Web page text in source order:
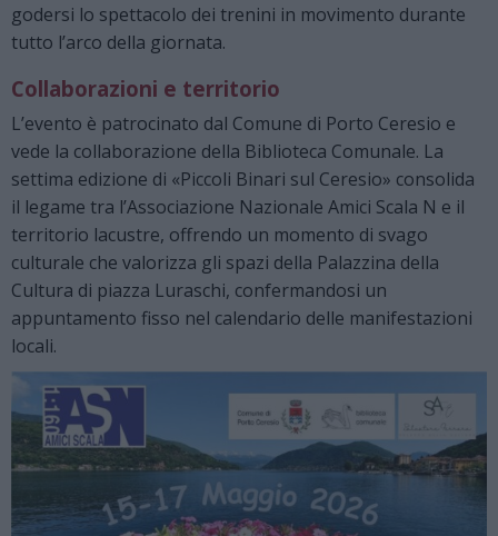
godersi lo spettacolo dei trenini in movimento durante
tutto l’arco della giornata.
Collaborazioni e territorio
L’evento è patrocinato dal Comune di Porto Ceresio e
vede la collaborazione della Biblioteca Comunale. La
settima edizione di «Piccoli Binari sul Ceresio» consolida
il legame tra l’Associazione Nazionale Amici Scala N e il
territorio lacustre, offrendo un momento di svago
culturale che valorizza gli spazi della Palazzina della
Cultura di piazza Luraschi, confermandosi un
appuntamento fisso nel calendario delle manifestazioni
locali.